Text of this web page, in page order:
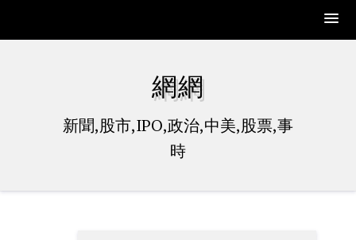
網網
新聞,股市,IPO,政治,中美,股票,事
時